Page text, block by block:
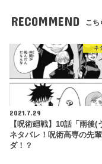
RECOMMEND こち
ネ
2021.7.29
【呪術廻戦】10話「雨後(
ネタバレ！呪術高専の先
ダ！？